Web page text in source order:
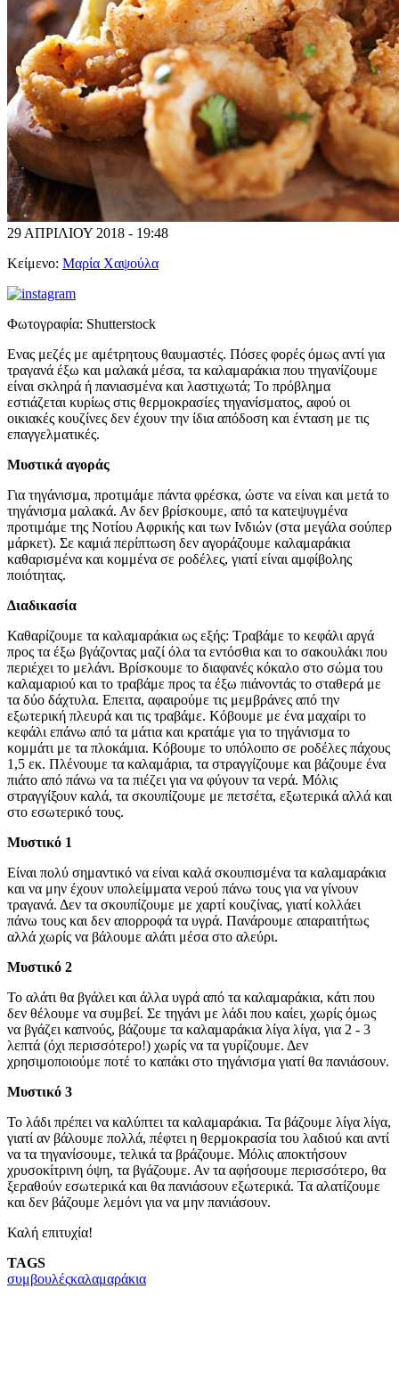
29 ΑΠΡΙΛΙΟΥ 2018 - 19:48
Κείμενο: Μαρία Χαψούλα
Φωτογραφία: Shutterstock
Ενας μεζές με αμέτρητους θαυμαστές. Πόσες φορές όμως αντί για
τραγανά έξω και μαλακά μέσα, τα καλαμαράκια που τηγανίζουμε
είναι σκληρά ή πανιασμένα και λαστιχωτά; Το πρόβλημα
εστιάζεται κυρίως στις θερμοκρασίες τηγανίσματος, αφού οι
οικιακές κουζίνες δεν έχουν την ίδια απόδοση και ένταση με τις
επαγγελματικές.
Μυστικά αγοράς
Για τηγάνισμα, προτιμάμε πάντα φρέσκα, ώστε να είναι και μετά το
τηγάνισμα μαλακά. Αν δεν βρίσκουμε, από τα κατεψυγμένα
προτιμάμε της Νοτίου Αφρικής και των Ινδιών (στα μεγάλα σούπερ
μάρκετ). Σε καμιά περίπτωση δεν αγοράζουμε καλαμαράκια
καθαρισμένα και κομμένα σε ροδέλες, γιατί είναι αμφίβολης
ποιότητας.
Διαδικασία
Καθαρίζουμε τα καλαμαράκια ως εξής: Τραβάμε το κεφάλι αργά
προς τα έξω βγάζοντας μαζί όλα τα εντόσθια και το σακουλάκι που
περιέχει το μελάνι. Βρίσκουμε το διαφανές κόκαλο στο σώμα του
καλαμαριού και το τραβάμε προς τα έξω πιάνοντάς το σταθερά με
τα δύο δάχτυλα. Επειτα, αφαιρούμε τις μεμβράνες από την
εξωτερική πλευρά και τις τραβάμε. Κόβουμε με ένα μαχαίρι το
κεφάλι επάνω από τα μάτια και κρατάμε για το τηγάνισμα το
κομμάτι με τα πλοκάμια. Κόβουμε το υπόλοιπο σε ροδέλες πάχους
1,5 εκ. Πλένουμε τα καλαμάρια, τα στραγγίζουμε και βάζουμε ένα
πιάτο από πάνω να τα πιέζει για να φύγουν τα νερά. Μόλις
στραγγίξουν καλά, τα σκουπίζουμε με πετσέτα, εξωτερικά αλλά και
στο εσωτερικό τους.
Μυστικό 1
Είναι πολύ σημαντικό να είναι καλά σκουπισμένα τα καλαμαράκια
και να μην έχουν υπολείμματα νερού πάνω τους για να γίνουν
τραγανά. Δεν τα σκουπίζουμε με χαρτί κουζίνας, γιατί κολλάει
πάνω τους και δεν απορροφά τα υγρά. Πανάρουμε απαραιτήτως
αλλά χωρίς να βάλουμε αλάτι μέσα στο αλεύρι.
Μυστικό 2
Το αλάτι θα βγάλει και άλλα υγρά από τα καλαμαράκια, κάτι που
δεν θέλουμε να συμβεί. Σε τηγάνι με λάδι που καίει, χωρίς όμως
να βγάζει καπνούς, βάζουμε τα καλαμαράκια λίγα λίγα, για 2 - 3
λεπτά (όχι περισσότερο!) χωρίς να τα γυρίζουμε. Δεν
χρησιμοποιούμε ποτέ το καπάκι στο τηγάνισμα γιατί θα πανιάσουν.
Μυστικό 3
Το λάδι πρέπει να καλύπτει τα καλαμαράκια. Τα βάζουμε λίγα λίγα,
γιατί αν βάλουμε πολλά, πέφτει η θερμοκρασία του λαδιού και αντί
να τα τηγανίσουμε, τελικά τα βράζουμε. Μόλις αποκτήσουν
χρυσοκίτρινη όψη, τα βγάζουμε. Αν τα αφήσουμε περισσότερο, θα
ξεραθούν εσωτερικά και θα πανιάσουν εξωτερικά. Τα αλατίζουμε
και δεν βάζουμε λεμόνι για να μην πανιάσουν.
Καλή επιτυχία!
TAGS
συμβουλέςκαλαμαράκια